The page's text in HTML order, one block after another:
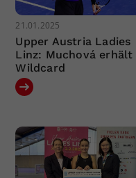
21.01.2025
Upper Austria Ladies
Linz: Muchová erhält
Wildcard